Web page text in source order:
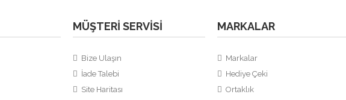
670,00TL
Balenciaga Triple
MÜŞTERI SERVISI
Bize Ulaşın
İade Talebi
Site Haritası
MARKALAR
Markalar
Hediye Çeki
Ortaklık